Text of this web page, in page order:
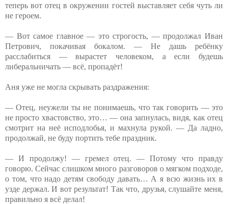
теперь вот отец в окружении гостей выставляет себя чуть ли
не героем.
— Вот самое главное — это строгость, — продолжал Иван
Петрович, покачивая бокалом. — Не дашь ребёнку
расслабиться — вырастет человеком, а если будешь
либеральничать — всё, пропадёт!
Аня уже не могла скрывать раздражения:
— Отец, неужели ты не понимаешь, что так говорить — это
не просто хвастовство, это… — она запнулась, видя, как отец
смотрит на неё исподлобья, и махнула рукой. — Да ладно,
продолжай, не буду портить тебе праздник.
— И продолжу! — гремел отец. — Потому что правду
говорю. Сейчас слишком много разговоров о мягком подходе,
о том, что надо детям свободу давать… А я всю жизнь их в
узде держал. И вот результат! Так что, друзья, слушайте меня,
правильно я всё делал!